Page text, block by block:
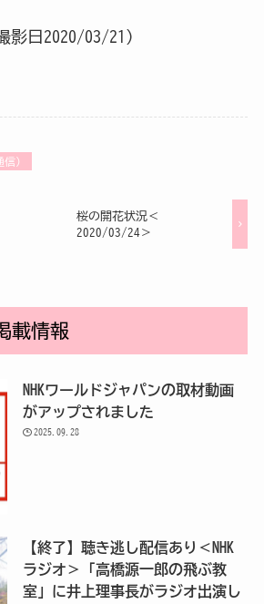
影日2020/03/21）
）
桜の開花状況＜
2020/03/24＞
載情報
NHKワールドジャパンの取材動画
がアップされました
2025.09.28
【終了】聴き逃し配信あり＜NHK
ラジオ＞「高橋源一郎の飛ぶ教
室」に井上理事長がラジオ出演し